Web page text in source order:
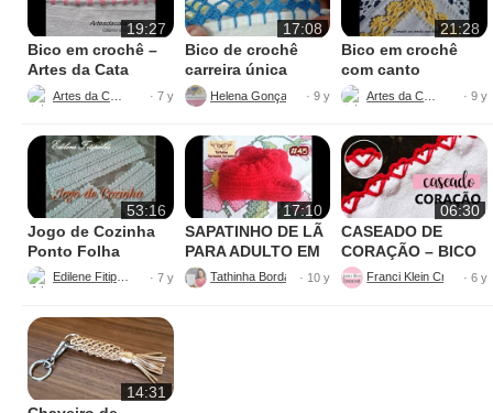
19:27
Bico em crochê –
Artes da Cata
· 7 y
17:08
Bico de crochê
carreira única
· 9 y
21:28
Bico em crochê
com canto
· 9 y
53:16
Jogo de Cozinha
Ponto Folha
Edilene Fitipɑldi · 7 y
17:10
SAPATINHO DE LÃ
PARA ADULTO EM
TRICÔ
Tathinha Bordados Variados
· 10 y
06:30
CASEADO DE
CORAÇÃO – BICO
DE CROCHÊ
CARREIRA ÚNICA
Franci Klein Crochê· 6 y
14:31